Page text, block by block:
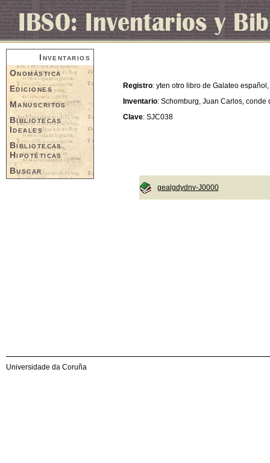
Inventarios
Onomástica
Ediciones
Manuscritos
Bibliotecas
Ideales
Bibliotecas
Hipotéticas
Buscar
Registro: yten otro libro de Galateo español,
Inventario: Schomburg, Juan Carlos, conde
Clave: SJC038
gealgdydnv-J0000
Universidade da Coruña